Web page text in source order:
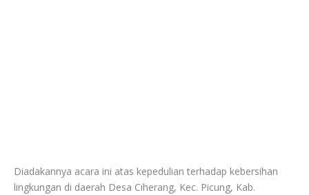
Diadakannya acara ini atas kepedulian terhadap kebersihan
lingkungan di daerah Desa Ciherang, Kec. Picung, Kab.